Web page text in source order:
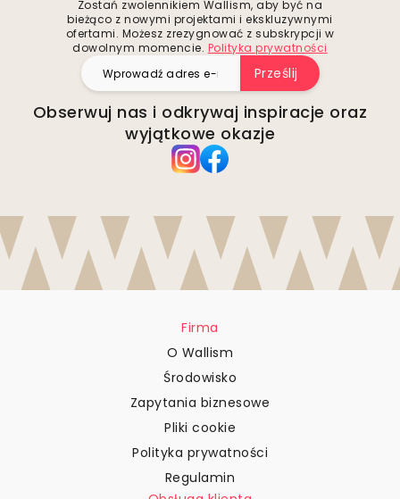
Zostań zwolennikiem Wallism, aby być na
bieżąco z nowymi projektami i ekskluzywnymi
ofertami. Możesz zrezygnować z subskrypcji w
dowolnym momencie. Polityka prywatności
Prześlij
Obserwuj nas i odkrywaj inspiracje oraz
wyjątkowe okazje
Firma
O Wallism
Środowisko
Zapytania biznesowe
Pliki cookie
Polityka prywatności
Regulamin